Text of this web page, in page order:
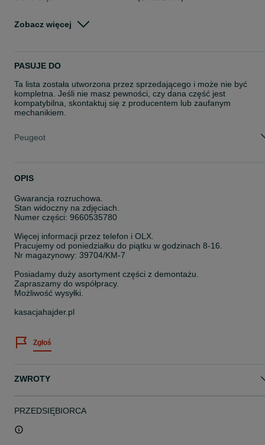
Stan
Rodzaj
Pozostałe części samochodowe
Zobacz więcej
PASUJE DO
Ta lista została utworzona przez sprzedającego i może nie być
kompletna. Jeśli nie masz pewności, czy dana część jest
kompatybilna, skontaktuj się z producentem lub zaufanym
mechanikiem.
Peugeot
OPIS
Gwarancja rozruchowa.
Stan widoczny na zdjęciach.
Numer części: 9660535780
Więcej informacji przez telefon i OLX.
Pracujemy od poniedziałku do piątku w godzinach 8-16.
Nr magazynowy: 39704/KM-7
Posiadamy duży asortyment części z demontażu.
Zapraszamy do współpracy.
Możliwość wysyłki.
kasacjahajder.pl
Zgłoś
ZWROTY
PRZEDSIĘBIORCA